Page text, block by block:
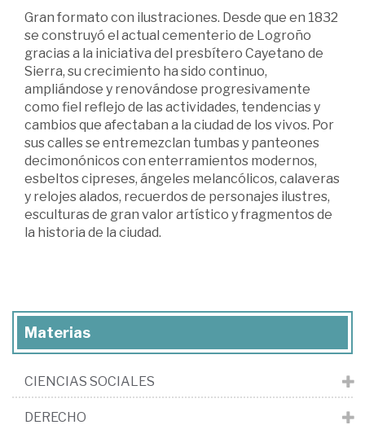
Gran formato con ilustraciones. Desde que en 1832
se construyó el actual cementerio de Logroño
gracias a la iniciativa del presbítero Cayetano de
Sierra, su crecimiento ha sido continuo,
ampliándose y renovándose progresivamente
como fiel reflejo de las actividades, tendencias y
cambios que afectaban a la ciudad de los vivos. Por
sus calles se entremezclan tumbas y panteones
decimonónicos con enterramientos modernos,
esbeltos cipreses, ángeles melancólicos, calaveras
y relojes alados, recuerdos de personajes ilustres,
esculturas de gran valor artístico y fragmentos de
la historia de la ciudad.
Materias
CIENCIAS SOCIALES
DERECHO